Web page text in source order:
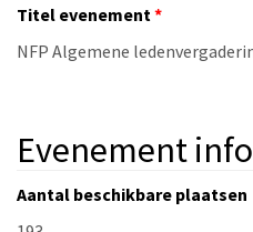
Titel evenement
Evenement info
Aantal beschikbare plaatsen